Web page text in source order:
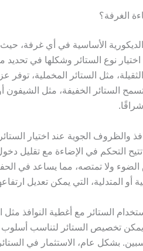
الغرفة؟
الديكورية الأساسية في أي غرفة،
نوع الستائر وشكلها في
مثل الستائر المخملية،
الستائر الخفيفة، مثل
والظروف الجوية عند اختيار
التحكم في الإضاءة مع تقليل
ولا تمتصه، مما يساعد في
أو المتدلية، التي يمكن تعديل
الستائر مع أغطية النوافذ مثل
تخصيص الستائر لتناسب
بشكل عام، الاستثمار في